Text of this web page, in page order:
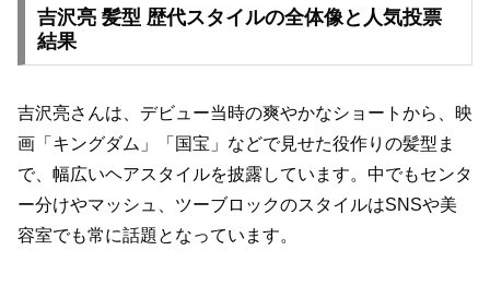
吉沢亮 髪型 歴代スタイルの全体像と人気投票
結果
吉沢亮さんは、デビュー当時の爽やかなショートから、映
画「キングダム」「国宝」などで見せた役作りの髪型ま
で、幅広いヘアスタイルを披露しています。中でもセンタ
ー分けやマッシュ、ツーブロックのスタイルはSNSや美
容室でも常に話題となっています。